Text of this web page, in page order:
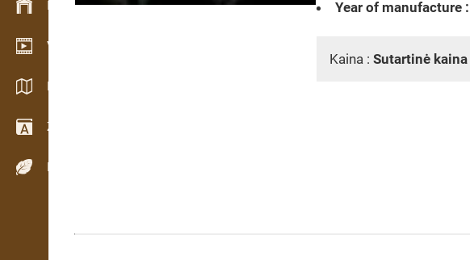
Inventoriaus valdymas
Vaizdo įrašų salė
Katalogai / Brošiūros
Žodynas
Medienos rūšys
Year of manufacture :
Kaina : Sutartinė kaina